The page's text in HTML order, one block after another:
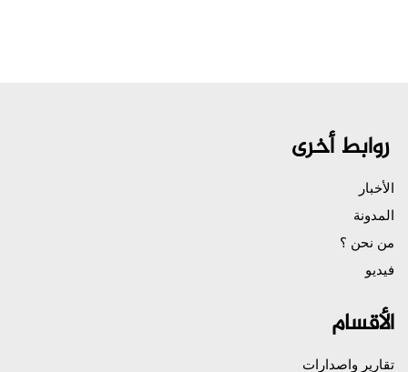
روابط أخرى
الأخبار
المدونة
من نحن ؟
فيديو
الأقسام
تقارير واصدارات